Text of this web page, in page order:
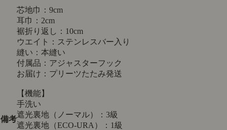
備考
芯地巾：9cm
耳巾：2cm
裾折り返し：10cm
ウエイト：ステンレスバー入り
縫い：本縫い
付属品：アジャスターフック
お届け：プリーツたたみ発送
【機能】
手洗い
遮光裏地（ノーマル）：3級
遮光裏地（ECO-URA）：1級